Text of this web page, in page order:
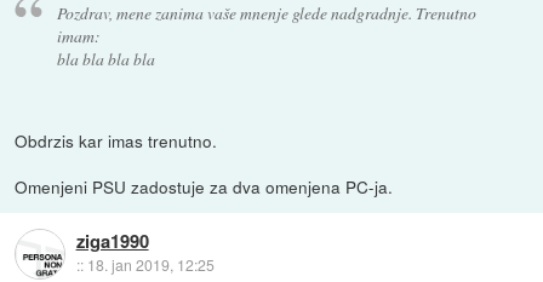
Pozdrav, mene zanima vaše mnenje glede nadgradnje. Trenutno
imam:
bla bla bla bla
Obdrzis kar imas trenutno.
Omenjeni PSU zadostuje za dva omenjena PC-ja.
ziga1990
:: 18. jan 2019, 12:25